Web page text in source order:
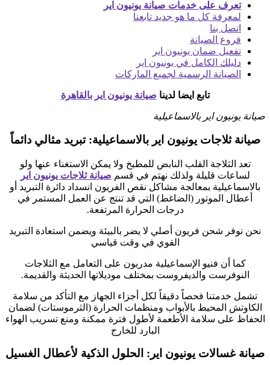
تعرف على خدمات صيانة يونيون اير
لمعرفة كل ما هو جديد تابعنا
اتصل بنا
فروع الصيانة
تفعيل ضمان يونيون اير
دليلك الكامل في يونيون اير
الصيانة الرسمية لجميع الماركات
تابع ايضا لدينا صيانة يونيون اير بالقاهرة
صيانة يونيون اير بالاسماعيلية
صيانة ثلاجات يونيون اير بالاسماعيلية: تبريد مثالي دائماً
تعد الثلاجة القلب النابض للمطبخ ولا يمكن الاستغناء عنها ولو
لساعات قليلة ولذلك نهتم في قسم صيانة ثلاجات يونيون اير
بالاسماعيلية بمعالجة مشاكل نقص الفريون انسداد دائرة التبريد أو
أعطال الموتور (الضاغط) التي قد تنتج عن العمل المستمر في
درجات الحرارة المرتفعة.
نحن نوفر شحن فريون أصلي لا يضر بالبيئة ويضمن استعادة التبريد
القوي في وقت قياسي
كما أن فنيو الإسماعيلية مدربون على التعامل مع الثلاجات
النوفرست والديفروست بمختلف موديلاتها الحديثة والقديمة.
تشمل خدمتنا فحصاً دقيقاً لكل أجزاء الجهاز مع التأكد من سلامة
الكاوتش المحيط بالأبواب ومنظمات الحرارة (الثرموستات) لضمان
الحفاظ على سلامة الأطعمة لأطول فترة ممكنة ومنع تسريب الهواء
البارد للخارج
صيانة غسالات يونيون اير: الحلول الذكية لأعطال الغسيل